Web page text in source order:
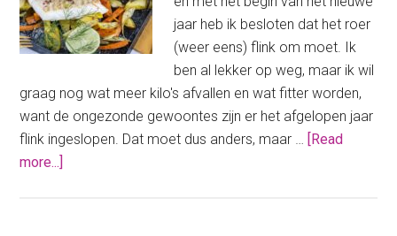
jaar heb ik besloten dat het roer
(weer eens) flink om moet. Ik
ben al lekker op weg, maar ik wil
graag nog wat meer kilo's afvallen en wat fitter worden,
want de ongezonde gewoontes zijn er het afgelopen jaar
flink ingeslopen. Dat moet dus anders, maar …
[Read
more...]